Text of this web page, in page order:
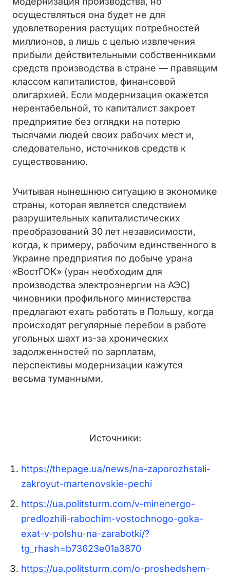
осуществляться она будет не для
удовлетворения растущих потребностей
миллионов, а лишь с целью извлечения
прибыли действительными собственниками
средств производства в стране — правящим
классом капиталистов, финансовой
олигархией. Если модернизация окажется
нерентабельной, то капиталист закроет
предприятие без оглядки на потерю
тысячами людей своих рабочих мест и,
следовательно, источников средств к
существованию.
Учитывая нынешнюю ситуацию в экономике
страны, которая является следствием
разрушительных капиталистических
преобразований 30 лет независимости,
когда, к примеру, рабочим единственного в
Украине предприятия по добыче урана
«ВостГОК» (уран необходим для
производства электроэнергии на АЭС)
чиновники профильного министерства
предлагают ехать работать в Польшу, когда
происходят регулярные перебои в работе
угольных шахт из-за хронических
задолженностей по зарплатам,
перспективы модернизации кажутся
весьма туманными.
Источники:
https://thepage.ua/news/na-zaporozhstali-
zakroyut-martenovskie-pechi
https://ua.politsturm.com/v-minenergo-
predlozhili-rabochim-vostochnogo-goka-
exat-v-polshu-na-zarabotki/?
tg_rhash=b73623e01a3870
https://ua.politsturm.com/o-proshedshem-